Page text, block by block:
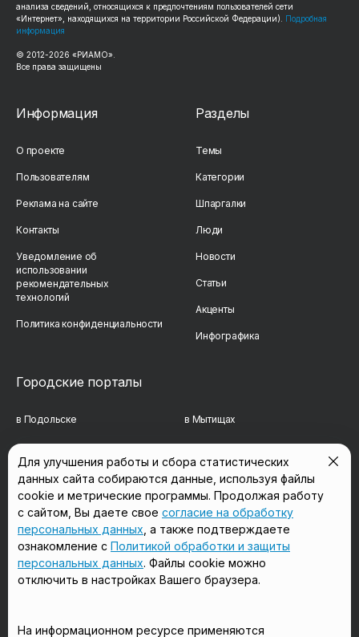
анализа сведений, относящихся к предпочтениям пользователей сети
«Интернет», находящихся на территории Российской Федерации). Подробная
информация
© 2012-2026 «РИАМО».
Все права защищены
Информация
О проекте
Пользователям
Реклама на сайте
Контакты
Уведомление об
использовании
рекомендательных
технологий
Политика конфиденциальности
Разделы
Темы
Категории
Шпаргалки
Люди
Новости
Статьи
Акценты
Инфографика
Городские порталы
в Подольске в Мытищах
в Сергиевом Посаде в Люберцах
в Красногорске в Королёве
в Домодедово в Щёлково
Мы в соцсетях
Для улучшения работы и сбора статистических
данных сайта собираются данные, используя файлы
cookie и метрические программы. Продолжая работу
с сайтом, Вы даете свое согласие на обработку
персональных данных , а также подтверждаете
ознакомление с Политикой обработки и защиты
персональных данных. Файлы cookie можно
отключить в настройках Вашего браузера.
На информационном ресурсе применяются